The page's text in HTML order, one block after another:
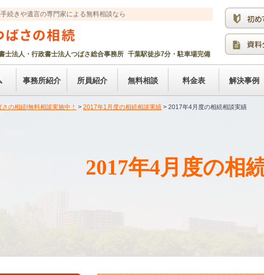
続きや遺言の専門家による無料相談なら
士法人・行政書士法人つばさ総合事務所 千葉駅徒歩7分・駐車場完備
事務所紹介 所員紹介 無料相談 料金表 解決事例
さの相続|無料相談実施中！ > 2017年1月度の相続相談実績 > 2017年4月度の相続相談実績
2017年4月度の相